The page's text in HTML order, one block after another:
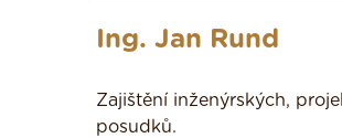
Ing. Jan Rund
Zajištění inženýrských,
posudků.